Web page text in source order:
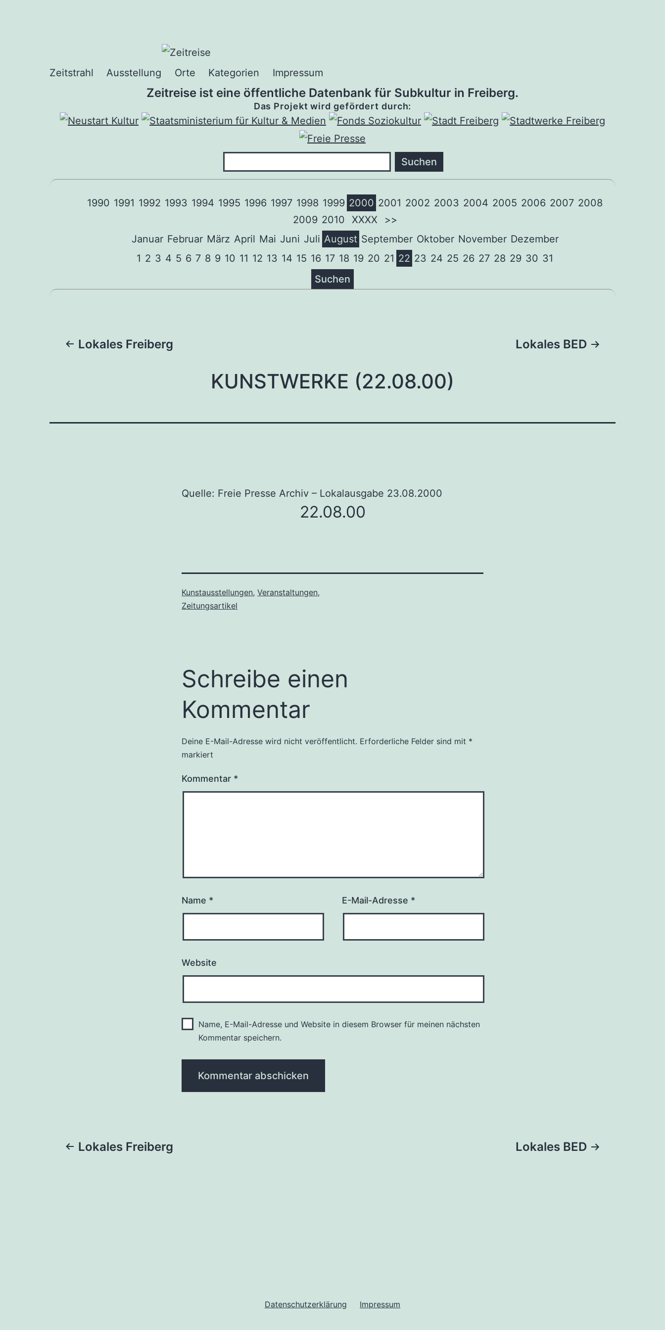
Zeitstrahl Ausstellung Orte Kategorien Impressum
Zeitreise ist eine öffentliche Datenbank für Subkultur in Freiberg.
Das Projekt wird gefördert durch:
1990 1991 1992 1993 1994 1995 1996 1997 1998 1999 2000 2001 2002 2003 2004 2005 2006 2007 2008
2009 2010 XXXX
>>
Januar Februar März April Mai Juni Juli August September Oktober November Dezember
1 2 3 4 5 6 7 8 9 10 11 12 13 14 15 16 17 18 19 20 21 22 23 24 25 26 27 28 29 30 31
Suchen
Beitragsnavigation
Lokales Freiberg Lokales BED
KUNSTWERKE (22.08.00)
Quelle: Freie Presse Archiv – Lokalausgabe 23.08.2000
22.08.00
Kunstausstellungen, Veranstaltungen,
Zeitungsartikel
Schreibe einen
Kommentar
Deine E-Mail-Adresse wird nicht veröffentlicht. Erforderliche Felder sind mit *
markiert
Kommentar *
Name * E-Mail-Adresse *
Website
Name, E-Mail-Adresse und Website in diesem Browser für meinen nächsten
Kommentar speichern.
Beitragsnavigation
Lokales Freiberg Lokales BED
Datenschutzerklärung Impressum